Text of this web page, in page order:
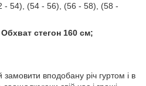
- 54), (54 - 56), (56 - 58), (58 -
стегон 160 см;
вподобану річ гуртом і в